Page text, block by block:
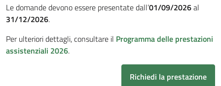
Le domande devono essere presentate dall’01/09/2026al
31/12/2026.
Per ulteriori dettagli, consultare il Programma delle prestazioni
assistenziali 2026.
Richiedi la prestazione